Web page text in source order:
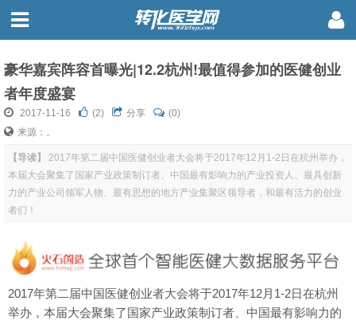
豪华嘉宾阵容首曝光|12.2杭州!最值得参加的医健创业
者年度盛宴
2017-11-16 (2) 分享
(0)
来源：。
【导读】
2017年第二届中国医健创业者大会将于2017年12月1-2日在杭州举办，
本届大会聚集了国家产业政策制订者、中国最有影响力的产业投资人、最具创新
力的产业公司领军人物、最有思想的地方产业集聚区领导者，和最有活力的创业
者们！
2017年第二届中国医健创业者大会将于2017年12月1-2日在杭州
举办，本届大会聚集了国家产业政策制订者、中国最有影响力的